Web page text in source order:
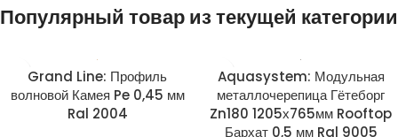
Популярный товар из текущей категории
Grand Line: Профиль
волновой Камея Pe 0,45 мм
Ral 2004
Aquasystem: Модульная
металлочерепица Гётеборг
Zn180 1205х765мм Rooftop
Бархат 0,5 мм Ral 9005